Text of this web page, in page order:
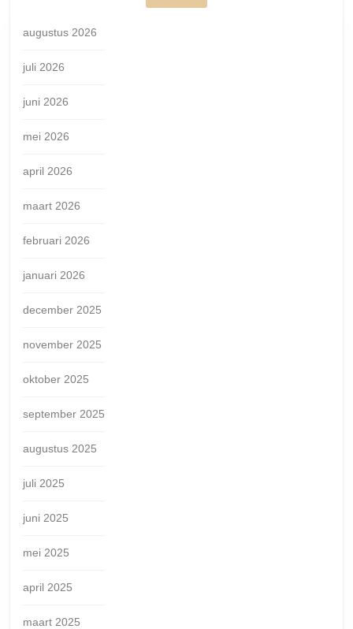
augustus 2026
juli 2026
juni 2026
mei 2026
april 2026
maart 2026
februari 2026
januari 2026
december 2025
november 2025
oktober 2025
september 2025
augustus 2025
juli 2025
juni 2025
mei 2025
april 2025
maart 2025